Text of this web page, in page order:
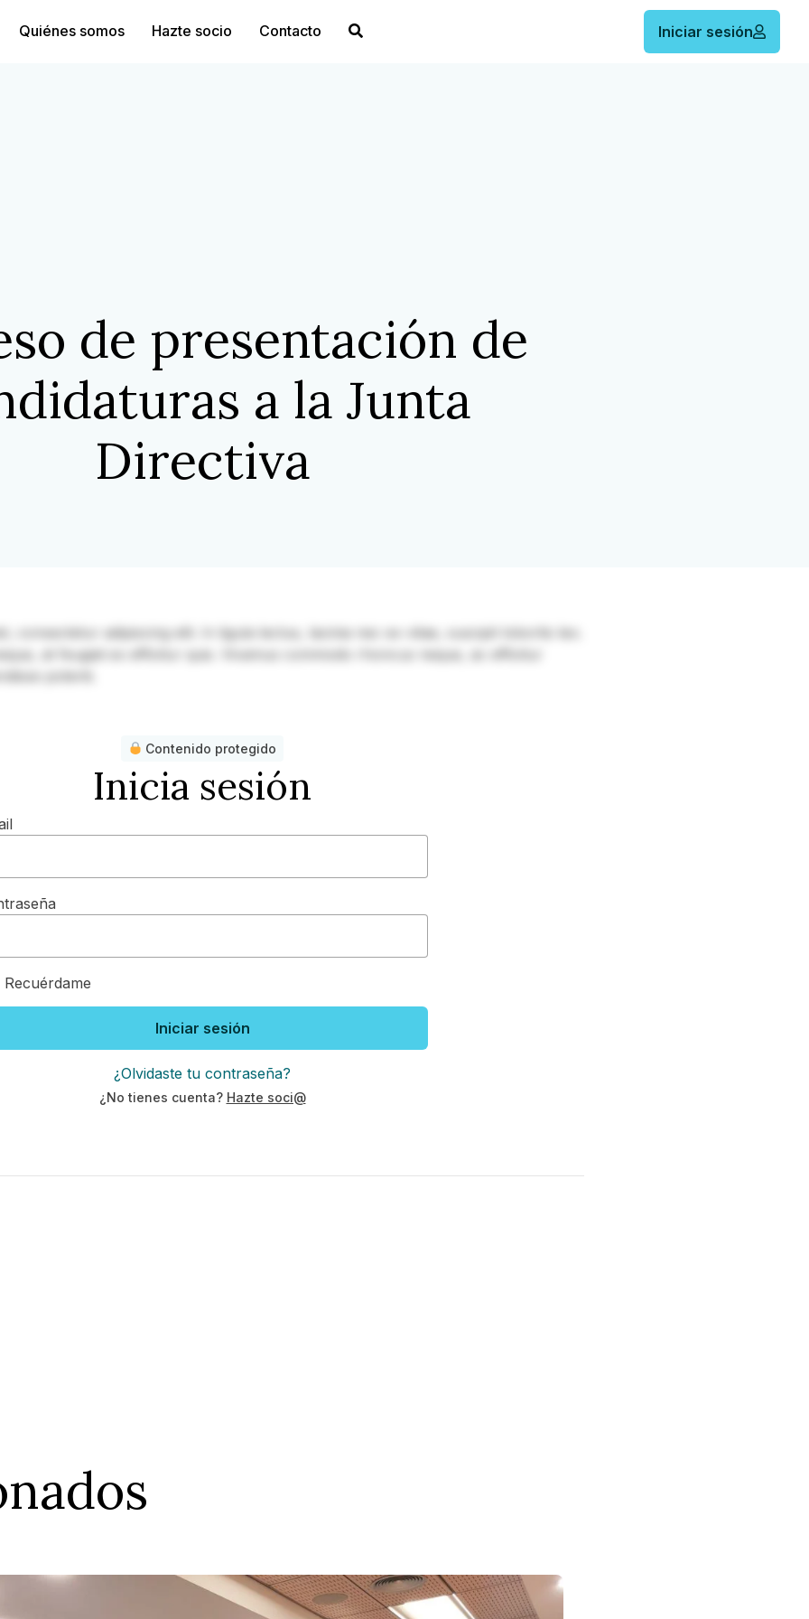
Quiénes somos Hazte socio Contacto Iniciar sesión
de presentación de
a la Junta
Directiva
consectetur adipiscing elit. In ligula lectus, lacinia nec ex vitae, suscipit lobortis leo.
at feugiat ex efficitur quis. Vivamus commodo rhoncus neque, ac efficitur
potenti.
Contenido protegido
Inicia sesión
Recuérdame
Iniciar sesión
¿Olvidaste tu contraseña?
¿No tienes cuenta? Hazte soci@